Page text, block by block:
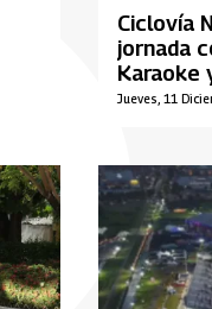
Jueves, 11
Ciclovía
jornada
Karaoke